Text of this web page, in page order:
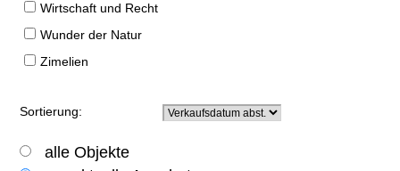
Wirtschaft und Recht
Wunder der Natur
Zimelien
Sortierung:
alle Objekte